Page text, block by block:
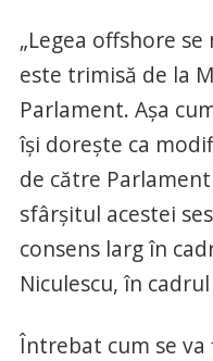
„Legea offshore
este trimisă de la
Parlament. Aşa
îşi doreşte ca
de către
sfârşitul acestei
consens larg în
Niculescu, în
Întrebat cum se va